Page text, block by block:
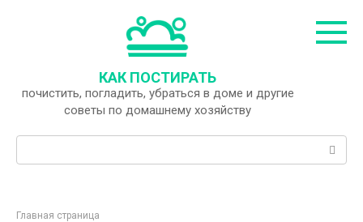
КАК ПОСТИРАТЬ
почистить, погладить, убраться в доме и другие
советы по домашнему хозяйству
Главная страница